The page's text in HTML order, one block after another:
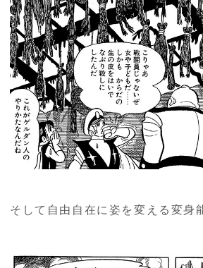
そして自由自在に姿を変える変身